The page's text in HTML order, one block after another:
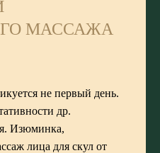
МАССАЖА
не первый день.
др.
Изюминка,
лица для скул от